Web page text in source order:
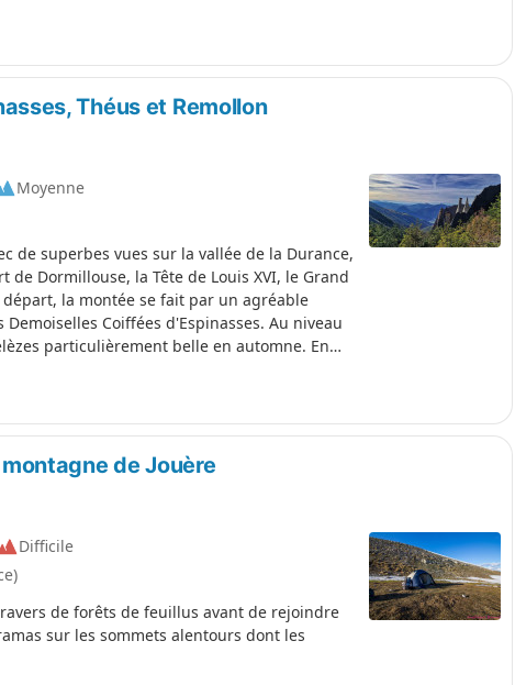
Théus et Remollon
Moyenne
de superbes vues sur la vallée de la Durance,
Dormillouse, la Tête de Louis XVI, le Grand
la montée se fait par un agréable
Coiffées d'Espinasses. Au niveau
particulièrement belle en automne. En
travers la salle de bal est époustouflante. La
belles vue sur la vallée, les vignes et les
Demoiselles Coiffées de Remollon.
de Jouère
Difficile
de forêts de feuillus avant de rejoindre
sur les sommets alentours dont les